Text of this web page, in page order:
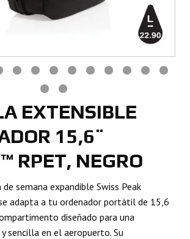
EXTENSIBLE
15,6¨
RPET, NEGRO
semana expandible Swiss Peak
adapta a tu ordenador portátil de 15,6
diseñado para una
sencilla en el aeropuerto. Su